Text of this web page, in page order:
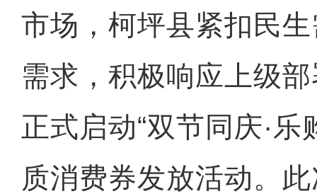
市场，柯坪县紧扣民
需求，积极响应上级
正式启动“双节同庆·乐
质消费券发放活动。